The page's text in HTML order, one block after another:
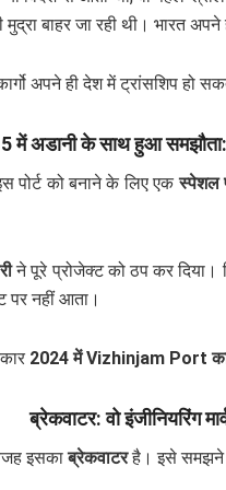
मुद्रा बाहर जा रही थी। भारत
अपने ही देश में ट्रांसशिप हो
में अडानी के साथ हुआ
पोर्ट को बनाने के लिए एकस्पेशल
ने पूरे प्रोजेक्ट को ठप कर दिया।
पर नहीं आता।
2024 में Vizhinjam Port
ब्रेकवाटर: वो इंजीनियरिंग
इसकाब्रेकवाटरहै। इसे समझने